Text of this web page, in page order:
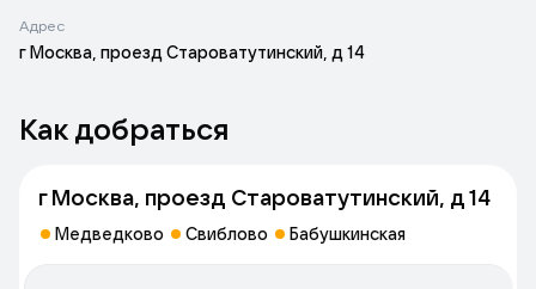
Адрес
г Москва, проезд Староватутинский, д 14
Как добраться
г Москва, проезд Староватутинский, д 14
Медведково Свиблово Бабушкинская